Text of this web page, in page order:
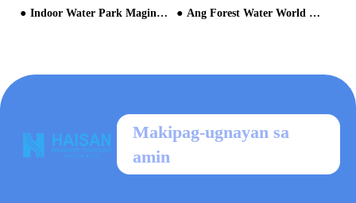
Indoor Water Park Maging Popular Ang Forest Water World ng Suzhou Paradise ay Mahalagang Pagbisita!
Makipag-ugnayan sa
amin